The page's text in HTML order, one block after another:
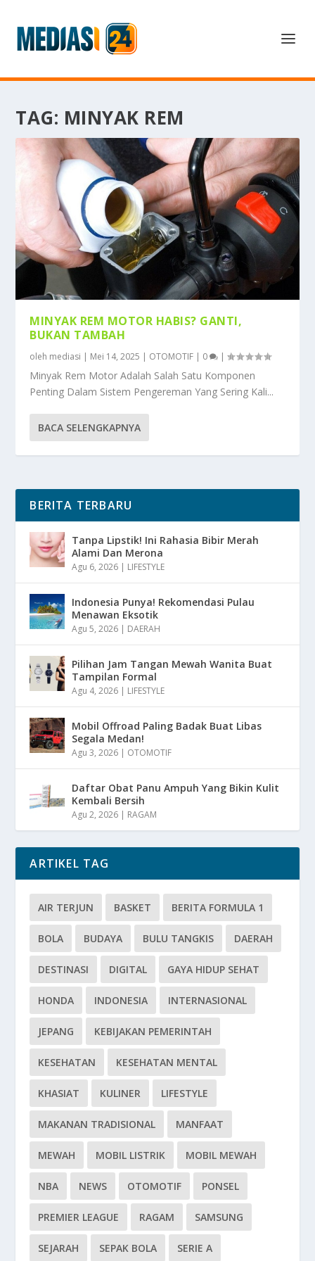
TAG: MINYAK REM
MINYAK REM MOTOR HABIS? GANTI,
BUKAN TAMBAH
oleh mediasi | Mei 14, 2025 | OTOMOTIF | 0 |
Minyak Rem Motor Adalah Salah Satu Komponen
Penting Dalam Sistem Pengereman Yang Sering Kali...
BACA SELENGKAPNYA
BERITA TERBARU
Tanpa Lipstik! Ini Rahasia Bibir Merah
Alami Dan Merona
Agu 6, 2026 | LIFESTYLE
Indonesia Punya! Rekomendasi Pulau
Menawan Eksotik
Agu 5, 2026 | DAERAH
Pilihan Jam Tangan Mewah Wanita Buat
Tampilan Formal
Agu 4, 2026 | LIFESTYLE
Mobil Offroad Paling Badak Buat Libas
Segala Medan!
Agu 3, 2026 | OTOMOTIF
Daftar Obat Panu Ampuh Yang Bikin Kulit
Kembali Bersih
Agu 2, 2026 | RAGAM
ARTIKEL TAG
AIR TERJUN BASKET BERITA FORMULA 1
BOLA BUDAYA BULU TANGKIS DAERAH
DESTINASI DIGITAL GAYA HIDUP SEHAT
HONDA INDONESIA INTERNASIONAL
JEPANG KEBIJAKAN PEMERINTAH
KESEHATAN KESEHATAN MENTAL
KHASIAT KULINER LIFESTYLE
MAKANAN TRADISIONAL MANFAAT
MEWAH MOBIL LISTRIK MOBIL MEWAH
NBA NEWS OTOMOTIF PONSEL
PREMIER LEAGUE RAGAM SAMSUNG
SEJARAH SEPAK BOLA SERIE A